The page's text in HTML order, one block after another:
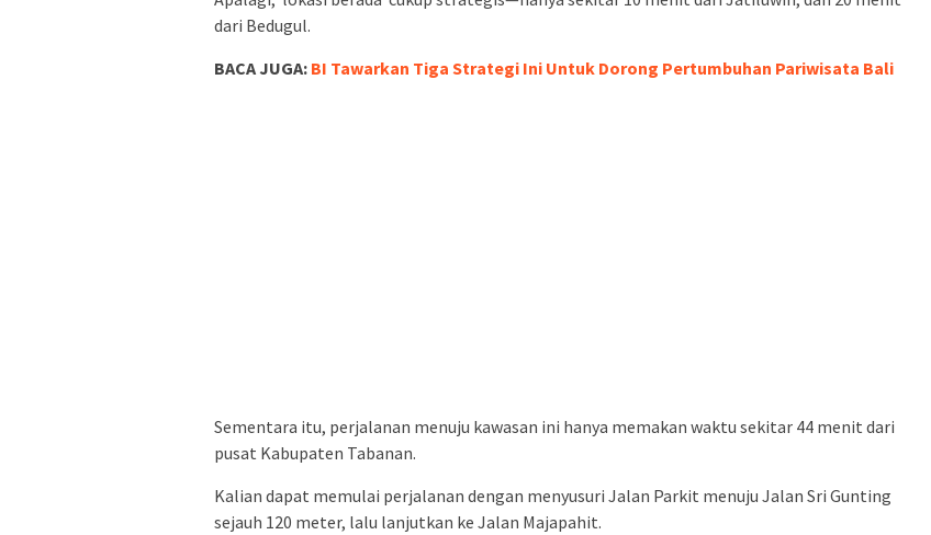
dari Bedugul.
BACA JUGA: BI Tawarkan Tiga Strategi Ini Untuk Dorong Pertumbuhan Pariwisata Bali
Sementara itu, perjalanan menuju kawasan ini hanya memakan waktu sekitar 44 menit dari
pusat Kabupaten Tabanan.
Kalian dapat memulai perjalanan dengan menyusuri Jalan Parkit menuju Jalan Sri Gunting
sejauh 120 meter, lalu lanjutkan ke Jalan Majapahit.